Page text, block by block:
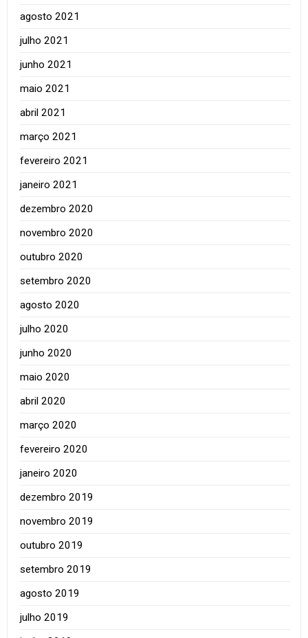
agosto 2021
julho 2021
junho 2021
maio 2021
abril 2021
março 2021
fevereiro 2021
janeiro 2021
dezembro 2020
novembro 2020
outubro 2020
setembro 2020
agosto 2020
julho 2020
junho 2020
maio 2020
abril 2020
março 2020
fevereiro 2020
janeiro 2020
dezembro 2019
novembro 2019
outubro 2019
setembro 2019
agosto 2019
julho 2019